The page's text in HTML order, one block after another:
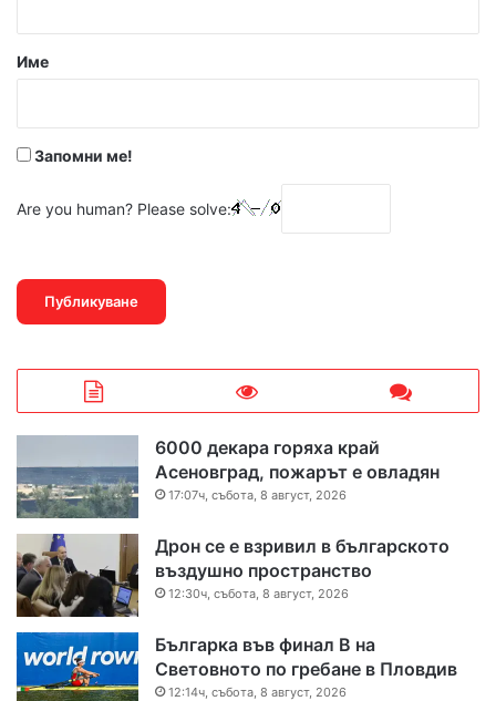
р
Име
Запомни ме!
Are you human? Please solve:
6000 декара горяха край
Асеновград, пожарът е овладян
17:07ч, събота, 8 август, 2026
Дрон се е взривил в българското
въздушно пространство
12:30ч, събота, 8 август, 2026
Българка във финал B на
Световното по гребане в Пловдив
12:14ч, събота, 8 август, 2026